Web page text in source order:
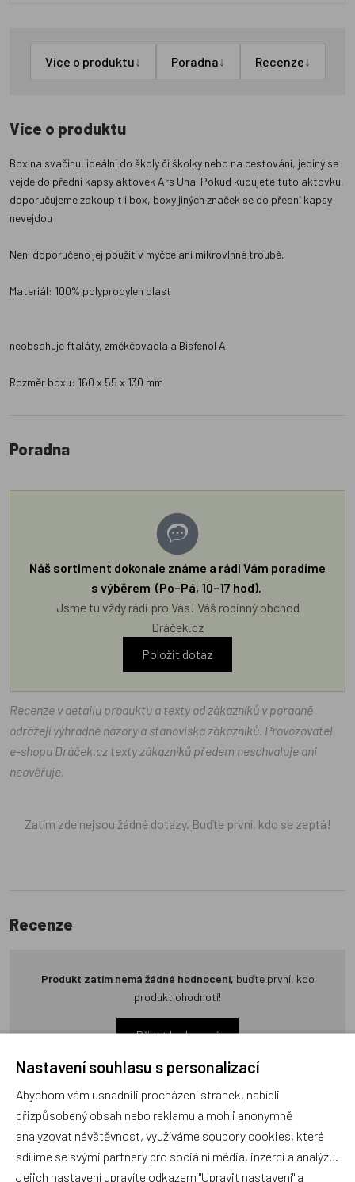
Více o produktu↓ Poradna↓ Recenze↓
Více o produktu
Box na svačinu, ideální do školy či školky nebo na cestování, jediný se
vejde do přední kapsy aktovek Ars Una. Pokud kupujete tuto aktovku,
doporučujeme zakoupit i box, boxy jiných značek se do přední kapsy
nevejdou
Není doporučeno jej použít v myčce ani mikrovlnné troubě.
Materiál: 100% polypropylen plast
neobsahuje ftaláty, změkčovadla a Bisfenol A
Rozměr boxu: 160 x 55 x 130 mm
Poradna
Náš sortiment dokonale známe a rádi Vám poradíme
s výběrem (Po–Pá, 10–17 hod).
Jsme tu vždy rádi pro Vás! Váš rodinný obchod
Dráček.cz
Položit dotaz
Recenze v detailu produktu a texty od zákazníků v poradně
odrážejí výhradně názory a stanoviska zákazníků. Provozovatel
e-shopu Dráček.cz texty zákazníků předem neschvaluje ani
neověřuje.
Zatím zde nejsou žádné dotazy. Buďte první, kdo se zeptá!
Recenze
Produkt zatím nemá žádné hodnocení, buďte první, kdo
produkt ohodnotí!
Přidat hodnocení
Zboží se stejným motivem
Nastavení souhlasu s personalizací
Abychom vám usnadnili procházení stránek, nabídli
přizpůsobený obsah nebo reklamu a mohli anonymně
analyzovat návštěvnost, využíváme soubory cookies, které
sdílíme se svými partnery pro sociální média, inzerci a analýzu.
Jejich nastavení upravíte odkazem "Upravit nastavení" a